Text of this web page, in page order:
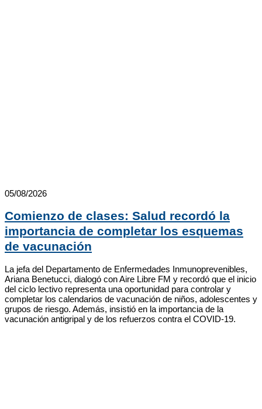
05/08/2026
Comienzo de clases: Salud recordó la
importancia de completar los esquemas
de vacunación
La jefa del Departamento de Enfermedades Inmunoprevenibles,
Ariana Benetucci, dialogó con Aire Libre FM y recordó que el inicio
del ciclo lectivo representa una oportunidad para controlar y
completar los calendarios de vacunación de niños, adolescentes y
grupos de riesgo. Además, insistió en la importancia de la
vacunación antigripal y de los refuerzos contra el COVID-19.